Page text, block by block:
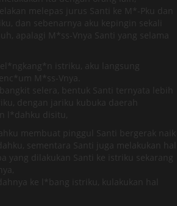
melepas jurus Santi ke M*-Pku dan
dan sebenarnya aku kepingin sekali
apalagi M*ss-Vnya Santi yang selama
istriku, aku langsung
M*ss-Vnya.
selera, bentuk Santi ternyata lebih
dengan jariku kubuka daerah
l*dahku disitu,
membuat pinggul Santi bergerak naik
sementara Santi juga melakukan hal
yang dilakukan Santi ke istriku sekarang
ke l*bang istriku, kulakukan hal